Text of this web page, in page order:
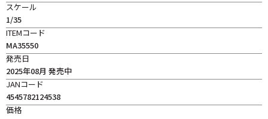
スケール
1/35
ITEMコード
MA35550
発売日
2025年08月 発売中
JANコード
4545782124538
価格